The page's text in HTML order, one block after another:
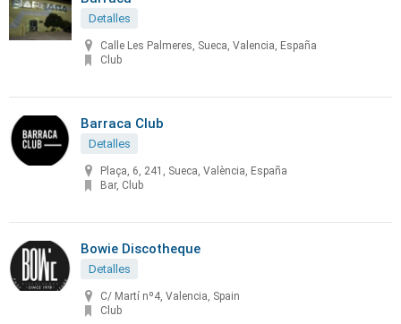
Detalles
Calle Les Palmeres, Sueca, Valencia, España
Club
Barraca Club
Detalles
Plaça, 6, 241, Sueca, València, España
Bar, Club
Bowie Discotheque
Detalles
C/ Martí nº4, Valencia, Spain
Club